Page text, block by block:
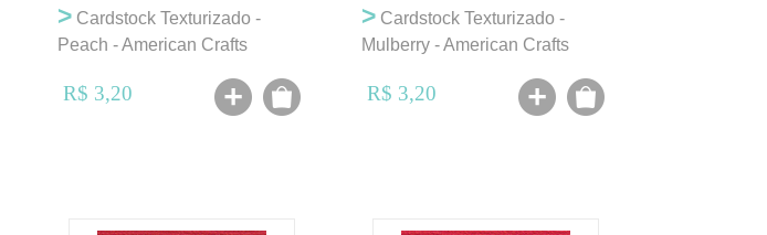
>Cardstock Texturizado -
Peach - American Crafts
R$ 3,20
>Cardstock Texturizado -
Mulberry - American Crafts
R$ 3,20